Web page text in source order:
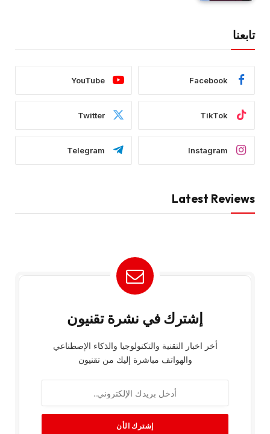
تابعنا
Facebook
YouTube
TikTok
Twitter
Instagram
Telegram
Latest Reviews
إشترك في نشرة تقنيون
أخر اخبار التقنية والتكنولوجيا والذكاء الإصطناعي
والهواتف مباشرة إليك من تقنيون